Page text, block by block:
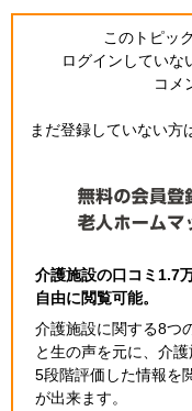
このトピッ
ログインしていな
コメ
まだ登録していない方
介護施設の口コミ1.7
自由に閲覧可能。
介護施設に関する8つ
と生の声を元に、介
5段階評価した情報を
が出来ます。